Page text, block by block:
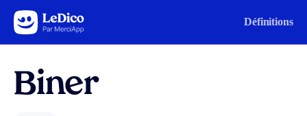
Aller au contenu Définitions
Biner